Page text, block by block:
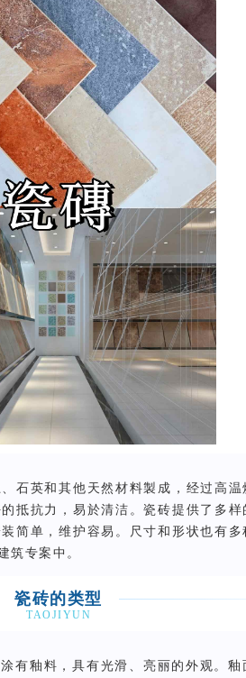
石英和其他天然材料製成，经过高温
抵抗力，易於清洁。瓷砖提供了多
简单，维护容易。尺寸和形状也有
筑专案中。
瓷砖的类型
TAOJIYUN
有釉料，具有光滑、亮丽的外观。